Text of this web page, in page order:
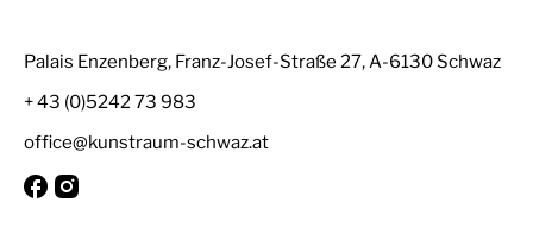
Palais Enzenberg, Franz-Josef-Straße 27, A-6130 Schwaz
+ 43 (0)5242 73 983
office@kunstraum-schwaz.at